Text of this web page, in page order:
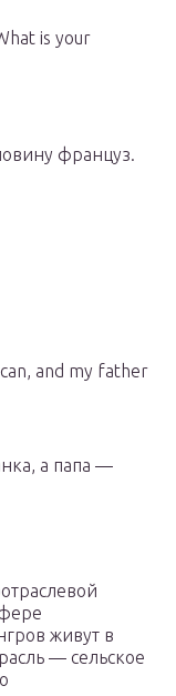
is your
француз.
and my father
а папа —
живут в
— сельское